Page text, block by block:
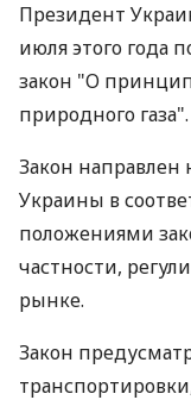
Президент
июля этого года
закон "О
природного газа".
Закон направлен
Украины в
положениями
частности,
рынке.
Закон